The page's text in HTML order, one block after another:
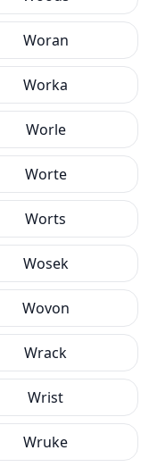
Woran
Worka
Worle
Worte
Worts
Wosek
Wovon
Wrack
Wrist
Wruke